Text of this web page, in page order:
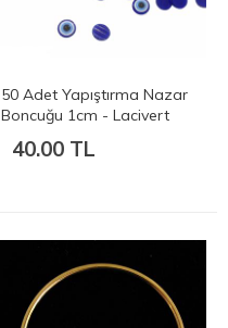
50 Adet Yapıştırma Nazar
Boncuğu 1cm - Lacivert
40.00 TL